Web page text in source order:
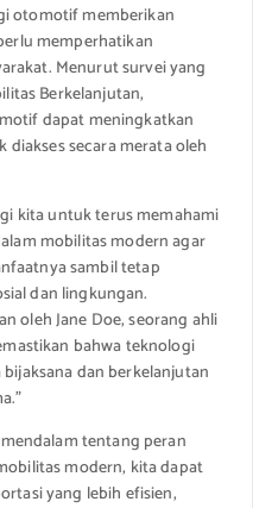
otomotif memberikan
memperhatikan
Menurut survei yang
Berkelanjutan,
dapat meningkatkan
diakses secara merata oleh
kita untuk terus memahami
mobilitas modern agar
sambil tetap
dan lingkungan.
oleh Jane Doe, seorang ahli
bahwa teknologi
dan berkelanjutan
tentang peran
modern, kita dapat
yang lebih efisien,